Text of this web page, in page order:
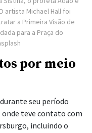
artista Michael Hall foi
a Primeira Visão de
para a Praça do
por meio
seu período
onde teve contato com
incluindo o